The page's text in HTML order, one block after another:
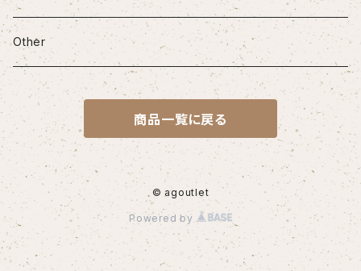
iPhone12Pro Max
iPhone13
iPhone13Pro
iPhone13Pro Max
iPhone14
Other
商品一覧に戻る
© agoutlet
Powered by